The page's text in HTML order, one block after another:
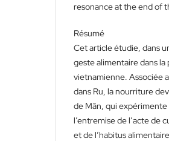
resonance at the end of
Résumé
Cet article étudie, dans
geste alimentaire dans
vietnamienne. Associée
dans Ru, la nourriture
de Mãn, qui expérimente
l’entremise de l’acte de
et de l’habitus